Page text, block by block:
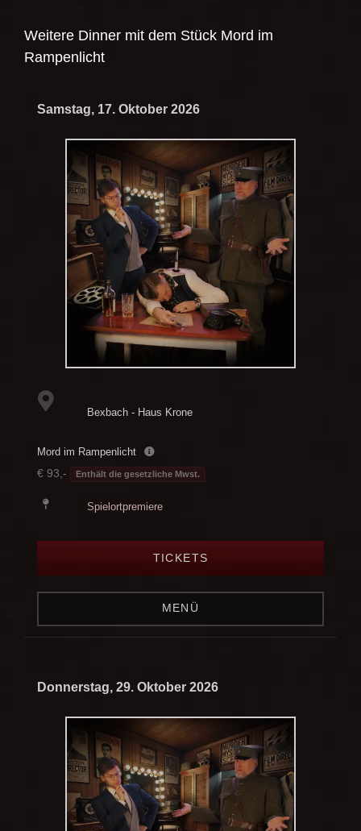
Weitere Dinner mit dem Stück Mord im
Rampenlicht
Samstag, 17. Oktober 2026
Bexbach - Haus Krone
Mord im Rampenlicht
€ 93,- Enthält die gesetzliche Mwst.
Spielortpremiere
TICKETS
MENÜ
Donnerstag, 29. Oktober 2026